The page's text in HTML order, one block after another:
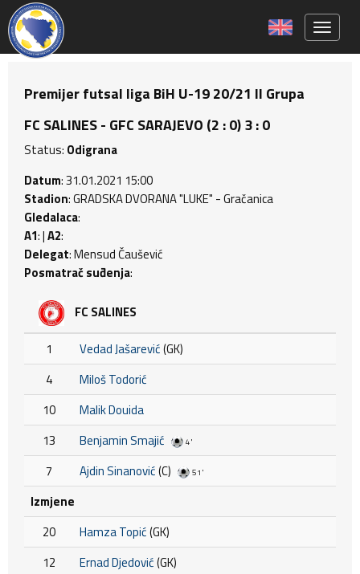
Premijer futsal liga BiH U-19 20/21 II Grupa
FC SALINES - GFC SARAJEVO (2 : 0) 3 : 0
Status: Odigrana
Datum: 31.01.2021 15:00
Stadion: GRADSKA DVORANA "LUKE" - Gračanica
Gledalaca:
A1: |A2:
Delegat: Mensud Čaušević
Posmatrač suđenja:
FC SALINES
1 Vedad Jašarević(GK)
4
Miloš Todorić
10
Malik Douida
13
Benjamin Smajić 4'
7 Ajdin Sinanović(C) 51'
Izmjene
20
Hamza Topić(GK)
12
Ernad Djedović(GK)